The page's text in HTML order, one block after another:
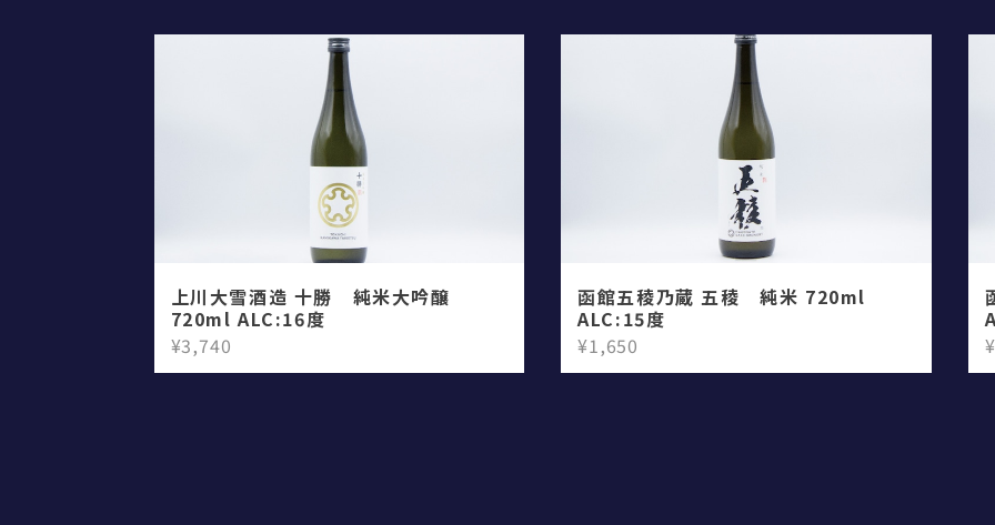
上川大雪酒造 十勝 純米大吟醸
720ml ALC:16度
¥3,740
函館五稜乃蔵 五稜 純米 720ml
ALC:15度
¥1,650